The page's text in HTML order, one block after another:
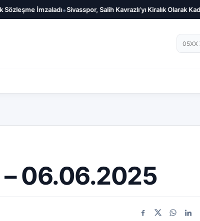
•Sivasspor, Salih Kavrazlı’yı Kiralık Olarak Kadrosuna Kattı•
– 06.06.2025
Facebook
X